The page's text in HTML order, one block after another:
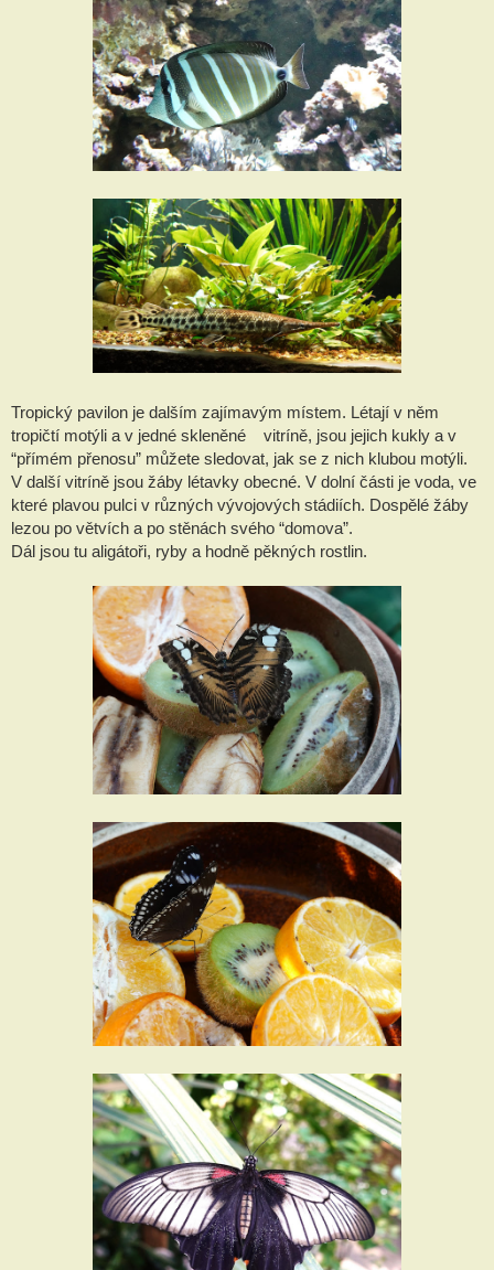
Tropický pavilon je dalším zajímavým místem. Létají v něm
tropičtí motýli a v jedné skleněné vitríně, jsou jejich kukly a v
“přímém přenosu” můžete sledovat, jak se z nich klubou motýli.
V další vitríně jsou žáby létavky obecné. V dolní části je voda, ve
které plavou pulci v různých vývojových stádiích. Dospělé žáby
lezou po větvích a po stěnách svého “domova”.
Dál jsou tu aligátoři, ryby a hodně pěkných rostlin.